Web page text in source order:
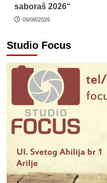
saboraš 2026“
09/08/2026
Studio Focus